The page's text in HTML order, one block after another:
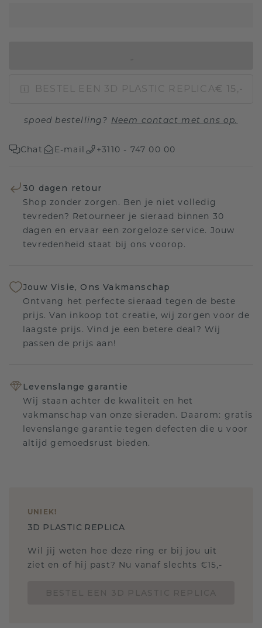
BESTEL EEN 3D PLASTIC REPLICA€ 15,-
spoed bestelling? Neem contact met ons op.
Chat E-mail +3110 - 747 00 00
30 dagen retour
Shop zonder zorgen. Ben je niet volledig
tevreden? Retourneer je sieraad binnen 30
dagen en ervaar een zorgeloze service. Jouw
tevredenheid staat bij ons voorop.
Jouw Visie, Ons Vakmanschap
Ontvang het perfecte sieraad tegen de beste
prijs. Van inkoop tot creatie, wij zorgen voor de
laagste prijs. Vind je een betere deal? Wij
passen de prijs aan!
Levenslange garantie
Wij staan achter de kwaliteit en het
vakmanschap van onze sieraden. Daarom: gratis
levenslange garantie tegen defecten die u voor
altijd gemoedsrust bieden.
UNIEK!
3D PLASTIC REPLICA
Wil jij weten hoe deze ring er bij jou uit
ziet en of hij past? Nu vanaf slechts €15,-